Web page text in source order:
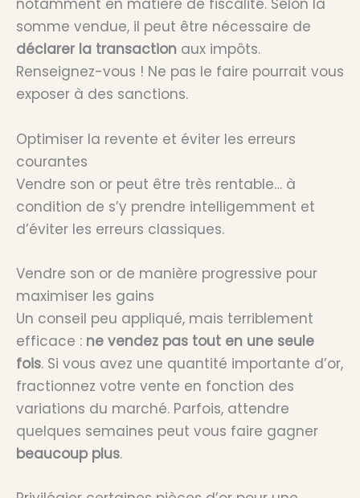
notamment en matière de fiscalité. Selon la
somme vendue, il peut être nécessaire de
déclarer la transaction aux impôts.
Renseignez-vous ! Ne pas le faire pourrait vous
exposer à des sanctions.
Optimiser la revente et éviter les erreurs
courantes
Vendre son or peut être très rentable… à
condition de s’y prendre intelligemment et
d’éviter les erreurs classiques.
Vendre son or de manière progressive pour
maximiser les gains
Un conseil peu appliqué, mais terriblement
efficace : ne vendez pas tout en une seule
fois. Si vous avez une quantité importante d’or,
fractionnez votre vente en fonction des
variations du marché. Parfois, attendre
quelques semaines peut vous faire gagner
beaucoup plus.